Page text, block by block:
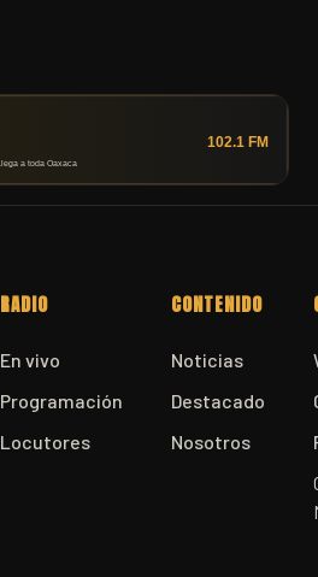
RADIO
En vivo
Programación
Locutores
CONTENIDO
Noticias
Destacado
Nosotros